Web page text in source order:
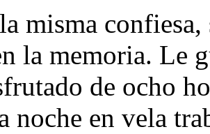
misma confiesa,
la memoria. Le
de ocho
noche en vela